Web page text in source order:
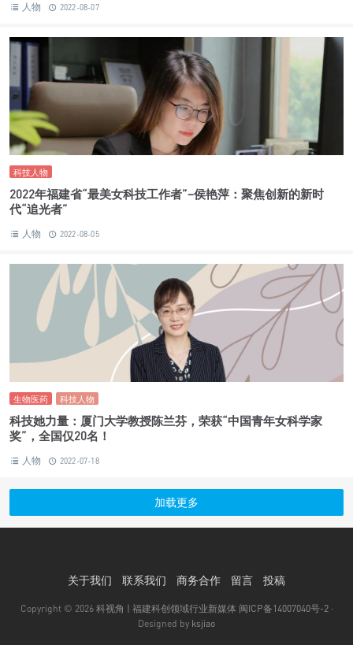
人物 2022-08-07
科技人物
2022年福建省“最美女科技工作者”–侯艳萍：聚焦创新的新时
代“追光者”
人物 2022-08-05
生物医药 科技人物
科技她力量：厦门大学教授陈兰芬，荣获“中国青年女科学家
奖”，全国仅20名！
人物 2022-07-18
加载更多
关于我们 联系我们 商务合作 留言 投稿
Copyright © 2026 科视角 | 福建科创领域行业新媒体 闽ICP备14007040号-2·
Designed by ksjiao